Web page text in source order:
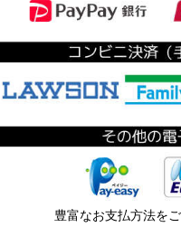
豊富なお支払方法を